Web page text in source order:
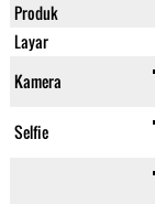
Produk
Layar
Kamera
Selfie